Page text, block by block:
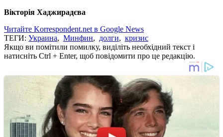
Вікторія Хаджирадєва
Читайте Korrespondent.net в Google News
ТЕГИ: Украина, Минфин, долги, кризис
Якщо ви помітили помилку, виділіть необхідний текст і
натисніть Ctrl + Enter, щоб повідомити про це редакцію.